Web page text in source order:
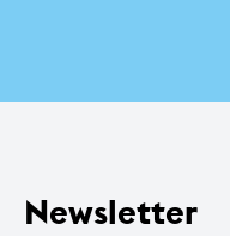
2026
Newsletter